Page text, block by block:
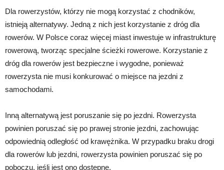
Dla rowerzystów, którzy nie mogą korzystać z chodników,
istnieją alternatywy. Jedną z nich jest korzystanie z dróg dla
rowerów. W Polsce coraz więcej miast inwestuje w infrastrukturę
rowerową, tworząc specjalne ścieżki rowerowe. Korzystanie z
dróg dla rowerów jest bezpieczne i wygodne, ponieważ
rowerzysta nie musi konkurować o miejsce na jezdni z
samochodami.
Inną alternatywą jest poruszanie się po jezdni. Rowerzysta
powinien poruszać się po prawej stronie jezdni, zachowując
odpowiednią odległość od krawężnika. W przypadku braku drogi
dla rowerów lub jezdni, rowerzysta powinien poruszać się po
poboczu, jeśli jest ono dostępne.